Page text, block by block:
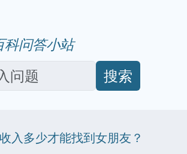
科问答小站
搜索
入多少才能找到女朋友？